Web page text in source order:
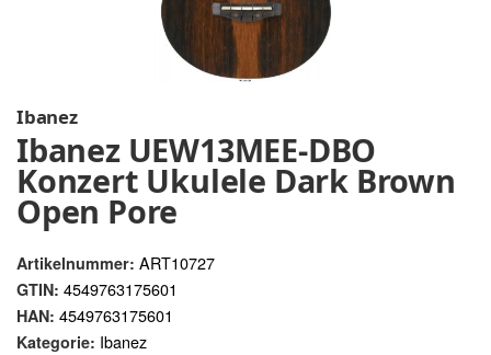
Ibanez
Ibanez UEW13MEE-DBO
Konzert Ukulele Dark Brown
Open Pore
Artikelnummer: ART10727
GTIN: 4549763175601
HAN: 4549763175601
Kategorie: Ibanez